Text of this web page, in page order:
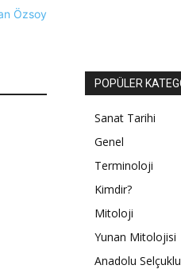
POPÜLER
Sanat Tarihi
Genel
Terminoloji
Kimdir?
Mitoloji
Yunan Mitolojisi
Anadolu